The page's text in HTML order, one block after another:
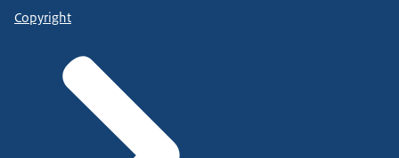
Copyright